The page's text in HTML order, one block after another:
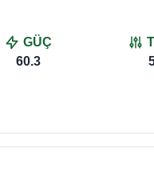
GÜÇ
60.3